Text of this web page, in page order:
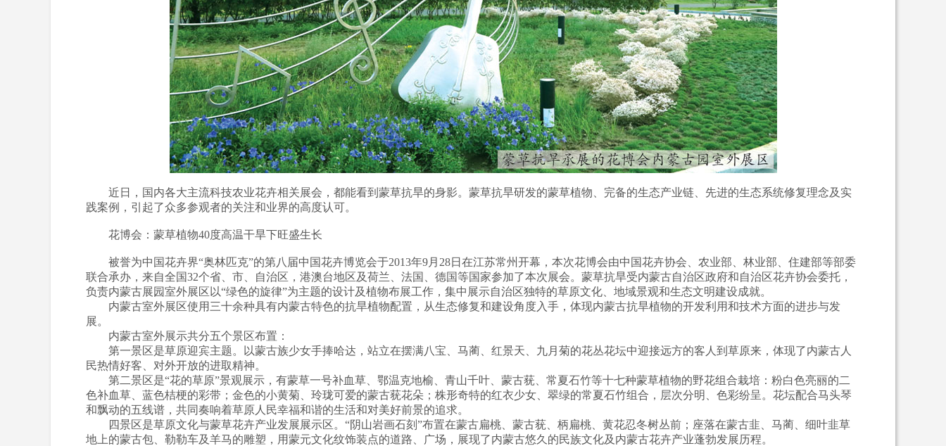
近日，国内各大主流科技农业花卉相关展会，都能看到蒙草抗旱的身影。蒙草抗旱研发的蒙草植物、完备的生态产业链、先进的生态系统修复理念及实
践案例，引起了众多参观者的关注和业界的高度认可。
花博会：蒙草植物40度高温干旱下旺盛生长
被誉为中国花卉界“奥林匹克”的第八届中国花卉博览会于2013年9月28日在江苏常州开幕，本次花博会由中国花卉协会、农业部、林业部、住建部等部委
联合承办，来自全国32个省、市、自治区，港澳台地区及荷兰、法国、德国等国家参加了本次展会。蒙草抗旱受内蒙古自治区政府和自治区花卉协会委托，
负责内蒙古展园室外展区以“绿色的旋律”为主题的设计及植物布展工作，集中展示自治区独特的草原文化、地域景观和生态文明建设成就。
内蒙古室外展区使用三十余种具有内蒙古特色的抗旱植物配置，从生态修复和建设角度入手，体现内蒙古抗旱植物的开发利用和技术方面的进步与发
展。
内蒙古室外展示共分五个景区布置：
第一景区是草原迎宾主题。以蒙古族少女手捧哈达，站立在摆满八宝、马蔺、红景天、九月菊的花丛花坛中迎接远方的客人到草原来，体现了内蒙古人
民热情好客、对外开放的进取精神。
第二景区是“花的草原”景观展示，有蒙草一号补血草、鄂温克地榆、青山千叶、蒙古莸、常夏石竹等十七种蒙草植物的野花组合栽培：粉白色亮丽的二
色补血草、蓝色桔梗的彩带；金色的小黄菊、玲珑可爱的蒙古莸花朵；株形奇特的红衣少女、翠绿的常夏石竹组合，层次分明、色彩纷呈。花坛配合马头琴
和飘动的五线谱，共同奏响着草原人民幸福和谐的生活和对美好前景的追求。
四景区是草原文化与蒙草花卉产业发展展示区。“阴山岩画石刻”布置在蒙古扁桃、蒙古莸、柄扁桃、黄花忍冬树丛前；座落在蒙古韭、马蔺、细叶韭草
地上的蒙古包、勒勒车及羊马的雕塑，用蒙元文化纹饰装点的道路、广场，展现了内蒙古悠久的民族文化及内蒙古花卉产业蓬勃发展历程。